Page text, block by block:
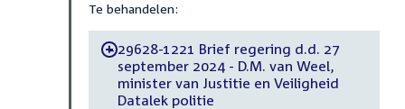
Te behandelen:
-29628-1221 Brief regering d.d. 27
september 2024 - D.M. van Weel,
minister van Justitie en Veiligheid
Datalek politie